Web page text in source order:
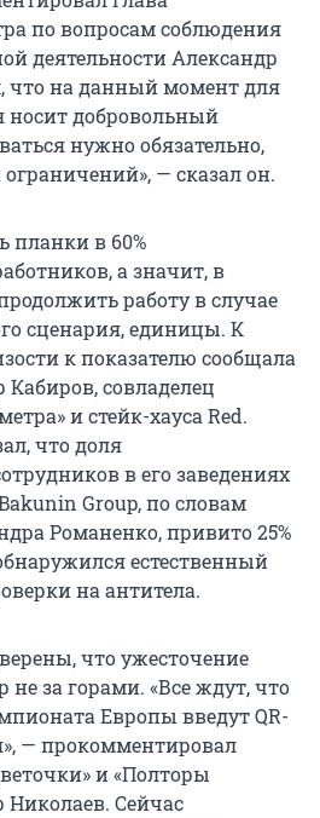
по вопросам соблюдения
деятельности Александр
что на данный момент для
носит добровольный
нужно обязательно,
— сказал он.
планки в 60%
а значит, в
работу в случае
сценария, единицы. К
к показателю сообщала
Кабиров, совладелец
и стейк-хауса Red.
что доля
в его заведениях
Group, по словам
Романенко, привито 25%
естественный
на антитела.
что ужесточение
за горами. «Все ждут, что
Европы введут QR-
— прокомментировал
и «Полторы
Сейчас